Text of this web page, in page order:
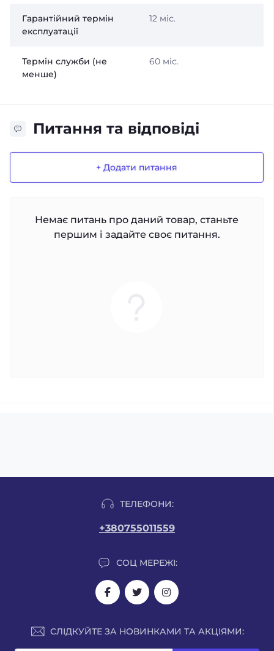
Гарантійний термін
експлуатації
12 міс.
Термін служби (не
менше)
60 міс.
Питання та відповіді
+ Додати питання
Немає питань про даний товар, станьте
першим і задайте своє питання.
ТЕЛЕФОНИ:
+380755011559
СОЦ МЕРЕЖІ:
СЛІДКУЙТЕ ЗА НОВИНКАМИ ТА АКЦІЯМИ: